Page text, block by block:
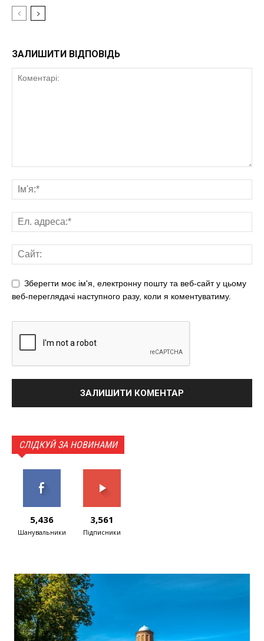
ЗАЛИШИТИ ВІДПОВІДЬ
Зберегти моє ім'я, електронну пошту та веб-сайт у цьому
веб-переглядачі наступного разу, коли я коментуватиму.
СЛІДКУЙ ЗА НОВИНАМИ
5,436
Шанувальники
3,561
Підписники